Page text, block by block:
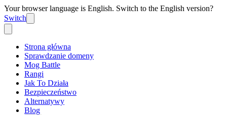
Your browser language is English. Switch to the English version?
Switch
Strona główna
Sprawdzanie domeny
Mog Battle
Rangi
Jak To Działa
Bezpieczeństwo
Alternatywy
Blog